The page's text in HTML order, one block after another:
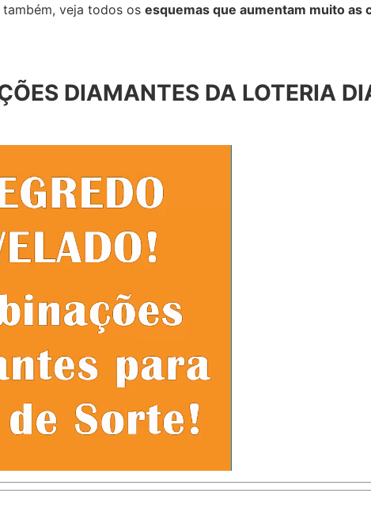
veja todos os esquemas que aumentam muito as
DIAMANTES DA LOTERIA